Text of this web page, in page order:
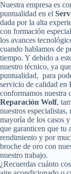
Nuestra empresa es
puntualidad en el
dada por la alta
con formación
los avances
cuando hablamos de
tiempo. Y debido a
nuestro técnico, ya
puntualidad, para
servicio de calidad en
conformamos nuestra
Reparación Wolf,
nuestros
mayoría de los casos
que garanticen que tu
rendimiento y por
broche de oro con
nuestro trabajo.
¿Recuerdas cuánto